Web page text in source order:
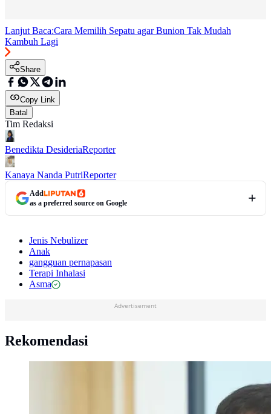
Lanjut Baca:Cara Memilih Sepatu agar Bunion Tak Mudah
Kambuh Lagi
Share
Copy Link
Batal
Tim Redaksi
Benedikta DesideriaReporter
Kanaya Nanda PutriReporter
Add
as a preferred source on Google
Jenis Nebulizer
Anak
gangguan pernapasan
Terapi Inhalasi
Asma
Advertisement
Rekomendasi